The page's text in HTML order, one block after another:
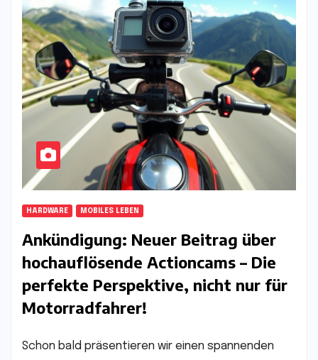
HARDWARE MOBILES LEBEN
Ankündigung: Neuer Beitrag über
hochauflösende Actioncams – Die
perfekte Perspektive, nicht nur für
Motorradfahrer!
Schon bald präsentieren wir einen spannenden